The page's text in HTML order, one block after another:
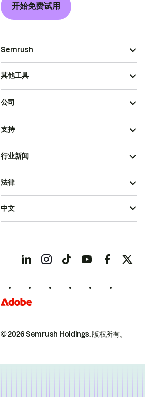
开始免费试用
Semrush
其他工具
公司
支持
行业新闻
© 2026 Semrush Holdings.版权所有。
法律
中文